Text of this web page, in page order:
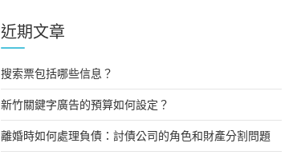
近期文章
搜索票包括哪些信息？
新竹關鍵字廣告的預算如何設定？
離婚時如何處理負債：討債公司的角色和財產分割問題